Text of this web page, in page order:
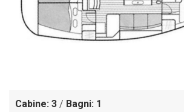
Cabine: 3 / Bagni: 1